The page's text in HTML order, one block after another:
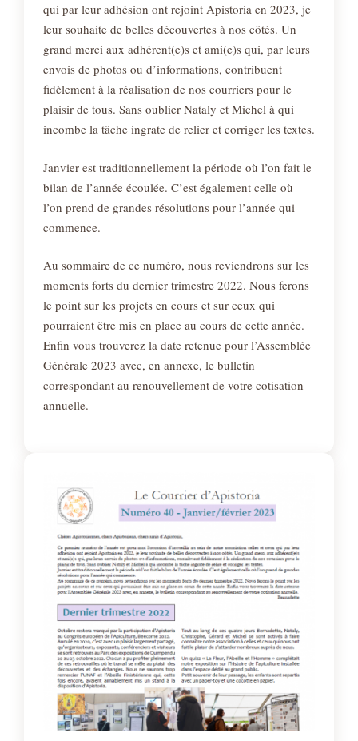
qui par leur adhésion ont rejoint Apistoria en 2023, je
leur souhaite de belles découvertes à nos côtés. Un
grand merci aux adhérent(e)s et ami(e)s qui, par leurs
envois de photos ou d’informations, contribuent
fidèlement à la réalisation de nos courriers pour le
plaisir de tous. Sans oublier Nataly et Michel à qui
incombe la tâche ingrate de relier et corriger les textes.
Janvier est traditionnellement la période où l’on fait le
bilan de l’année écoulée. C’est également celle où
l’on prend de grandes résolutions pour l’année qui
commence.
Au sommaire de ce numéro, nous reviendrons sur les
moments forts du dernier trimestre 2022. Nous ferons
le point sur les projets en cours et sur ceux qui
pourraient être mis en place au cours de cette année.
Enfin vous trouverez la date retenue pour l’Assemblée
Générale 2023 avec, en annexe, le bulletin
correspondant au renouvellement de votre cotisation
annuelle.